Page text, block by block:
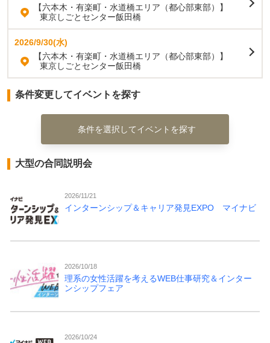
【六本木・有楽町・水道橋エリア（都心部東部）】
東京しごとセンター飯田橋
2026/9/30(水)
【六本木・有楽町・水道橋エリア（都心部東部）】
東京しごとセンター飯田橋
条件変更してイベントを探す
条件を選択してイベントを探す
大型の合同説明会
2026/11/21
インターンシップ＆キャリア発見EXPO マイナビ
2026/10/18
理系の女性活躍を考えるWEB仕事研究＆インター
ンシップフェア
2026/10/24